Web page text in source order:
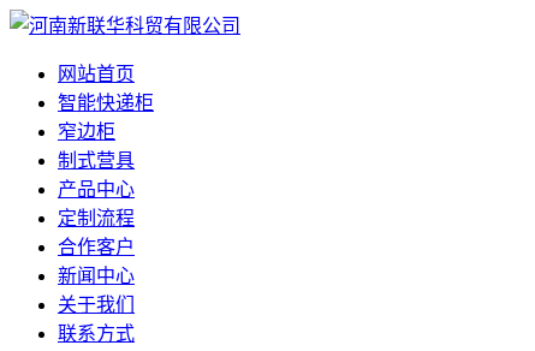
网站首页
智能快递柜
窄边柜
制式营具
产品中心
定制流程
合作客户
新闻中心
关于我们
联系方式